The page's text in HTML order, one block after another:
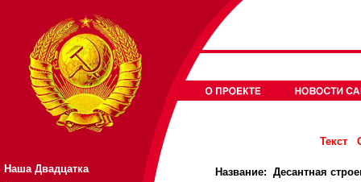
Наша Двадцатка
Текст
Название: Десантная